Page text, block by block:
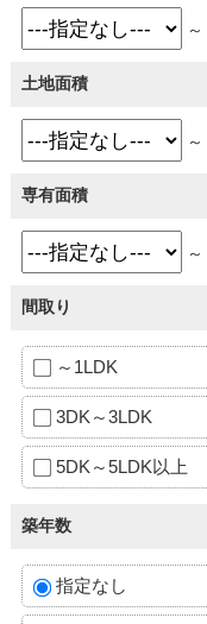
～
土地面積
～
専有面積
～
間取り
～1LDK
3DK～3LDK
5DK～5LDK以上
築年数
指定なし